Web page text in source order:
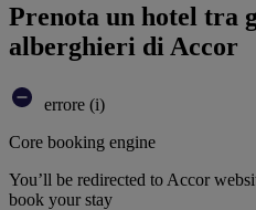
Prenota un hotel tra
alberghieri di Accor
errore (i)
Core booking engine
You’ll be redirected to Accor
book your stay